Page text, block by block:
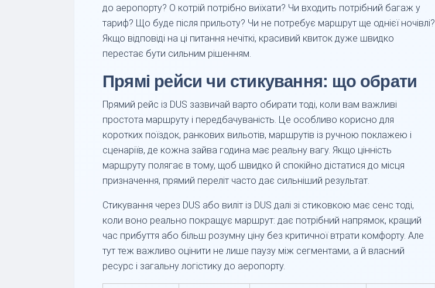
до аеропорту? О котрій потрібно виїхати? Чи входить потрібний багаж у
тариф? Що буде після прильоту? Чи не потребує маршрут ще однієї ночівлі?
Якщо відповіді на ці питання нечіткі, красивий квиток дуже швидко
перестає бути сильним рішенням.
Прямі рейси чи стикування: що обрати
Прямий рейс із DUS зазвичай варто обирати тоді, коли вам важливі
простота маршруту і передбачуваність. Це особливо корисно для
коротких поїздок, ранкових вильотів, маршрутів із ручною поклажею і
сценаріїв, де кожна зайва година має реальну вагу. Якщо цінність
маршруту полягає в тому, щоб швидко й спокійно дістатися до місця
призначення, прямий переліт часто дає сильніший результат.
Стикування через DUS або виліт із DUS далі зі стиковкою має сенс тоді,
коли воно реально покращує маршрут: дає потрібний напрямок, кращий
час прибуття або більш розумну ціну без критичної втрати комфорту. Але
тут теж важливо оцінити не лише паузу між сегментами, а й власний
ресурс і загальну логістику до аеропорту.